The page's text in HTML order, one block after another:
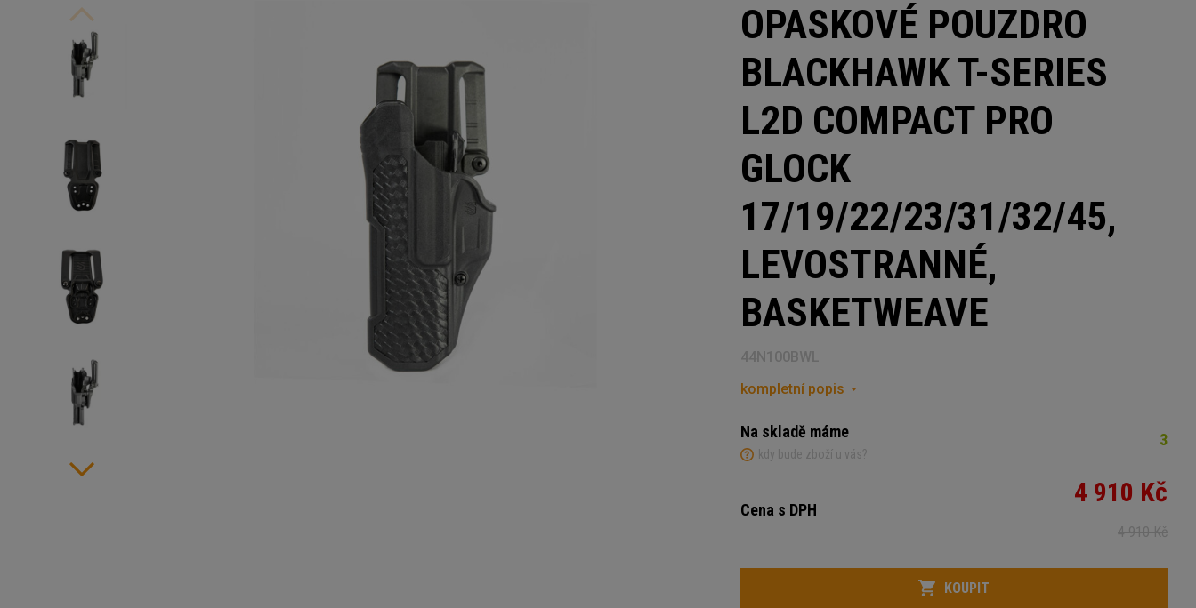
OPASKOVÉ POUZDRO
BLACKHAWK T-SERIES
L2D COMPACT PRO
GLOCK
17/19/22/23/31/32/45,
LEVOSTRANNÉ,
BASKETWEAVE
44N100BWL
kompletní popis
Na skladě máme
kdy bude zboží u vás?
3
Cena s DPH
4 910 Kč
4 910 Kč
Počet
KOUPIT